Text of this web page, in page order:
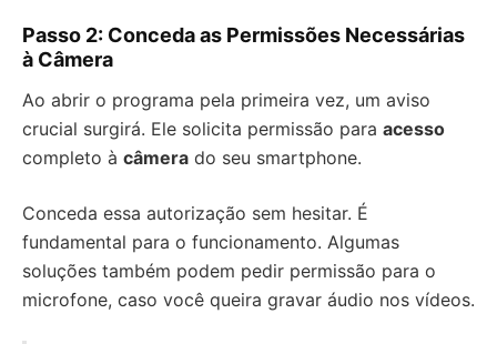
Passo 2: Conceda as Permissões Necessárias
à Câmera
Ao abrir o programa pela primeira vez, um aviso
crucial surgirá. Ele solicita permissão para acesso
completo à câmera do seu smartphone.
Conceda essa autorização sem hesitar. É
fundamental para o funcionamento. Algumas
soluções também podem pedir permissão para o
microfone, caso você queira gravar áudio nos vídeos.